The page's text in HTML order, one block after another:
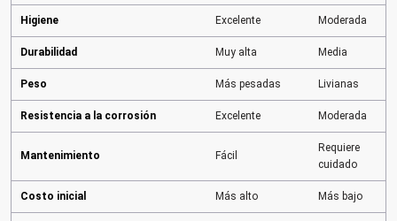
Higiene Excelente Moderada
Durabilidad Muy alta Media
Peso Más pesadas Livianas
Resistencia a la corrosión Excelente Moderada
Mantenimiento Fácil
Requiere
cuidado
Costo inicial Más alto Más bajo